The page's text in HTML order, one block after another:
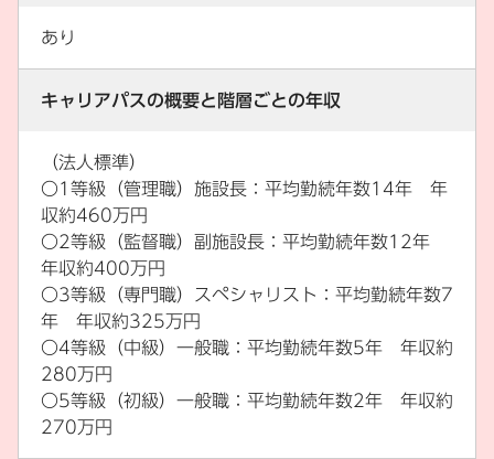
あり
キャリアパスの概要と階層ごとの年収
（法人標準）
〇1等級（管理職）施設長：平均勤続年数14年 年
収約460万円
〇2等級（監督職）副施設長：平均勤続年数12年
年収約400万円
〇3等級（専門職）スペシャリスト：平均勤続年数7
年 年収約325万円
〇4等級（中級）一般職：平均勤続年数5年 年収約
280万円
〇5等級（初級）一般職：平均勤続年数2年 年収約
270万円